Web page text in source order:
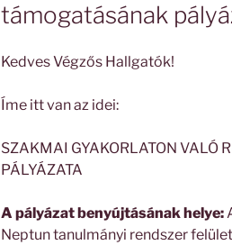
támogatásának
Kedves Végzős Hallgatók!
Íme itt van az idei:
SZAKMAI GYAKORLATON VALÓ
PÁLYÁZATA
A pályázat benyújtásának helye:
Neptun tanulmányi rendszer